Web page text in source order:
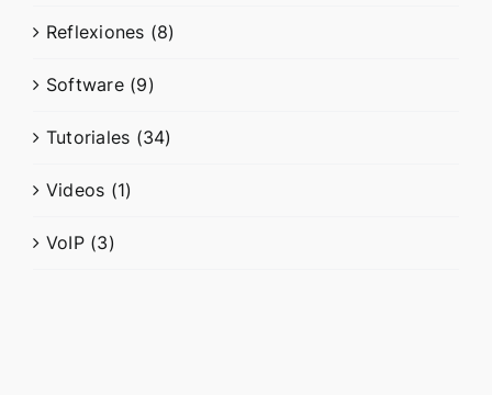
Reflexiones (8)
Software (9)
Tutoriales (34)
Videos (1)
VoIP (3)